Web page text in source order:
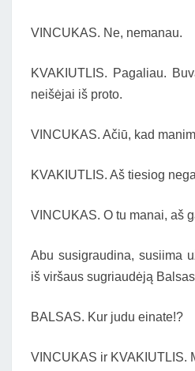
VINCUKAS. Ne, nemanau.
KVAKIUTLIS. Pagaliau.
neišėjai iš proto.
VINCUKAS. Ačiū, kad
KVAKIUTLIS. Aš tiesiog
VINCUKAS. O tu manai, aš
Abu susigraudina, susiima
iš viršaus sugriaudėją
BALSAS. Kur judu einate!?
VINCUKAS ir KVAKIUTLIS.